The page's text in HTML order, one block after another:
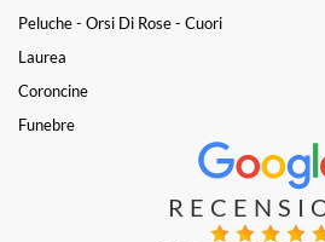
Peluche - Orsi Di Rose - Cuori
Laurea
Coroncine
Funebre